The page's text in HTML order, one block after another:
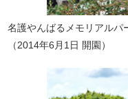
名護やんばるメモリアルパ
（2014年6月1日 開園）